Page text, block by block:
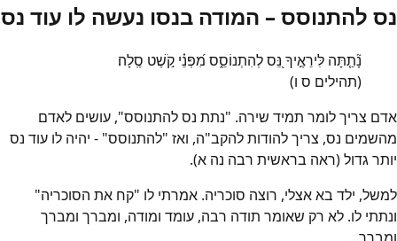
נס להתנוסס – המודה בנסו נעשה לו עוד נס
נָ֘תַ֤תָּה לִּירֵאֶ֣יךָ נֵּ֭ס לְהִתְנוֹסֵ֑ס מִ֝פְּנֵ֗י קֹ֣שֶׁט סֶֽלָה׃
(תהילים ס ו)
אדם צריך לומר תמיד שירה. "נתת נס להתנוסס", עושים לאדם
מהשמים נס, צריך להודות להקב"ה, ואז "להתנוסס" - יהיה לו עוד נס
יותר גדול (ראה בראשית רבה נה א).
למשל, ילד בא אצלי, רוצה סוכריה. אמרתי לו "קח את הסוכריה"
ונתתי לו. לא רק שאומר תודה רבה, עומד ומודה, ומברך ומברך